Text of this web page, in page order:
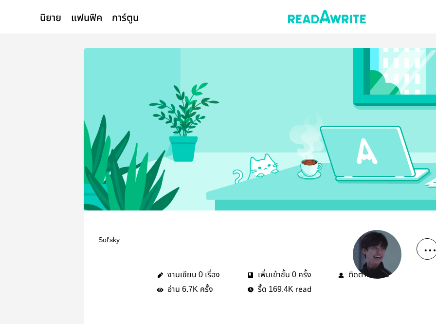
นิยาย แฟนฟิค การ์ตูน
Sol'sky
งานเขียน 0 เรื่อง เพิ่มเข้าชั้น 0 ครั้ง ติดตาม คน
อ่าน 6.7K ครั้ง รี้ด 169.4K read